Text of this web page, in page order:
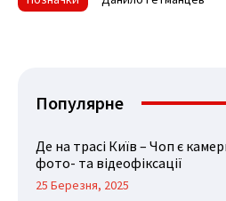
Популярне
Де на трасі Київ – Чоп є
фото- та відеофіксації
25 Березня, 2025